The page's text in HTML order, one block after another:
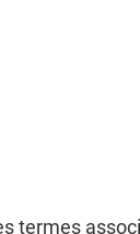
termes